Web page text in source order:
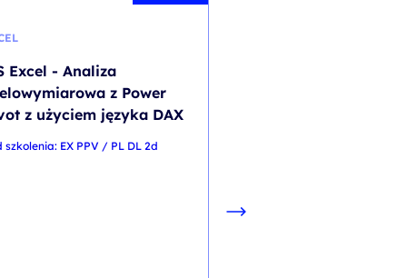
Excel - Analiza
z Power
z użyciem języka DAX
szkolenia: EX PPV / PL DL 2d